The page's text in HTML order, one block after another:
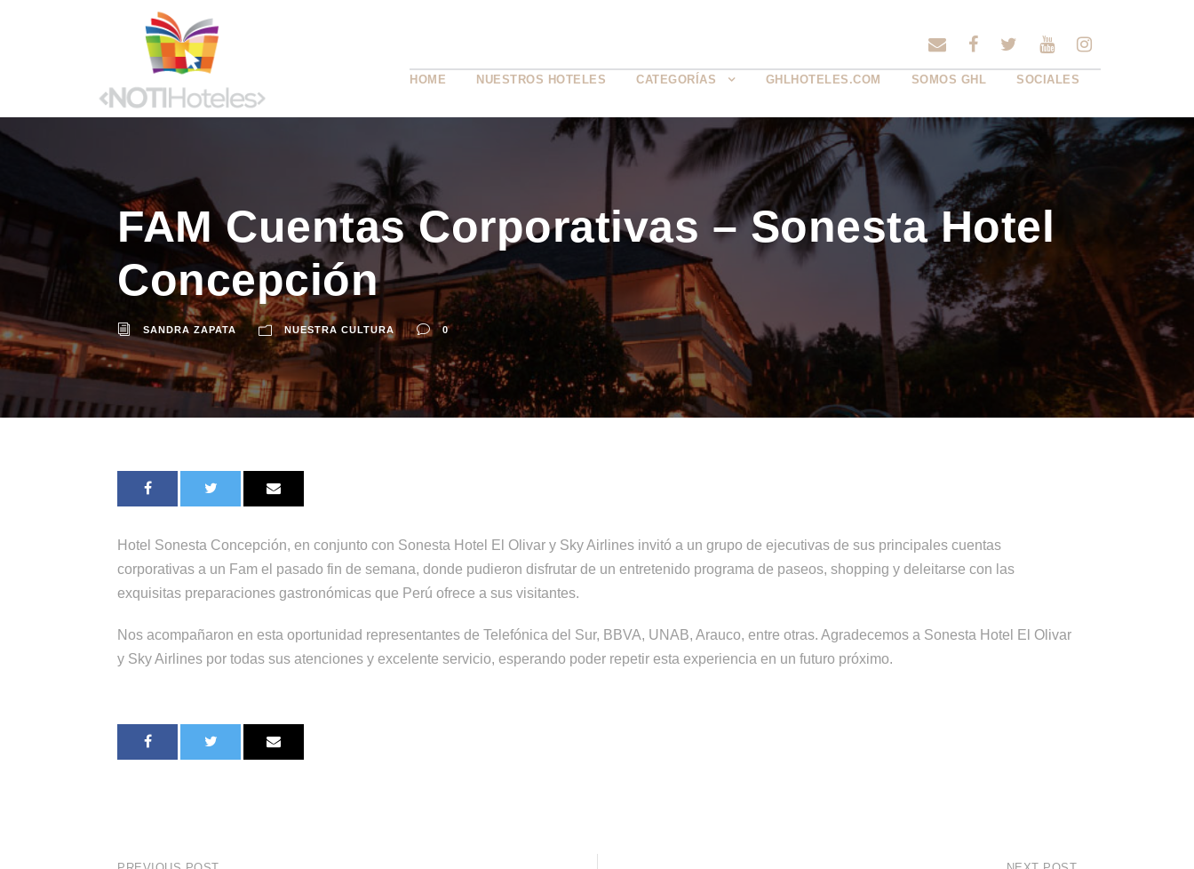
HOME NUESTROS HOTELES CATEGORÍAS GHLHOTELES.COM SOMOS GHL SOCIALES
FAM Cuentas Corporativas – Sonesta Hotel
Concepción
SANDRA ZAPATA NUESTRA CULTURA 0
Hotel Sonesta Concepción, en conjunto con Sonesta Hotel El Olivar y Sky Airlines invitó a un grupo de ejecutivas de sus principales cuentas
corporativas a un Fam el pasado fin de semana, donde pudieron disfrutar de un entretenido programa de paseos, shopping y deleitarse con las
exquisitas preparaciones gastronómicas que Perú ofrece a sus visitantes.
Nos acompañaron en esta oportunidad representantes de Telefónica del Sur, BBVA, UNAB, Arauco, entre otras. Agradecemos a Sonesta Hotel El Olivar
y Sky Airlines por todas sus atenciones y excelente servicio, esperando poder repetir esta experiencia en un futuro próximo.